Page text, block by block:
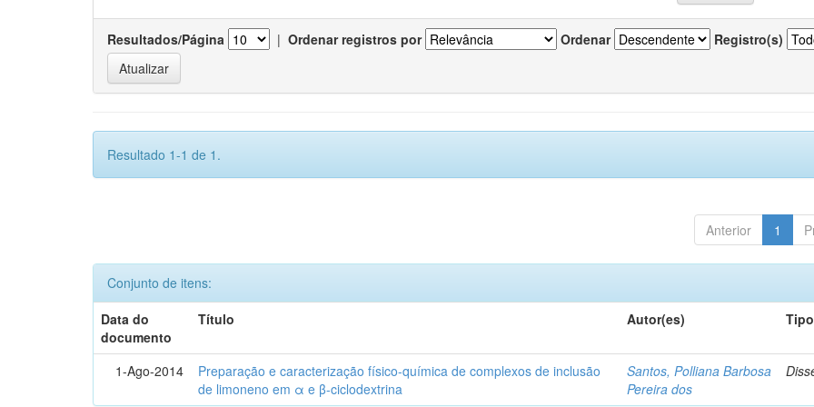
Resultados/Página | Ordenar registros por Ordenar Registro(s)
Resultado 1-1 de 1.
Anterior 1
Conjunto de itens:
Data do
documento
Título Autor(es) Tipo
1-Ago-2014
Preparação e caracterização físico-química de complexos de inclusão
de limoneno em α e β-ciclodextrina
Santos, Polliana Barbosa
Pereira dos